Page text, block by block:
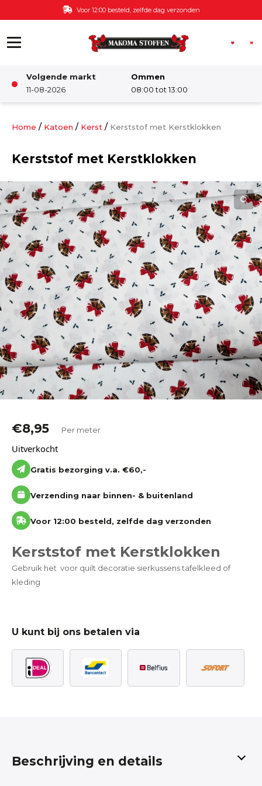
Ga naar de inhoud Voor 12:00 besteld, zelfde dag verzonden
Volgende markt
11-08-2026
Ommen
08:00 tot 13:00
Damesstoffen
Deco & Interieur stof
Kinderstoffen
Kinderkamer
Katoen
Grootverbruik
Tijdpakker stof
Home / Katoen / Kerst / Kerststof met Kerstklokken
Kerststof met Kerstklokken
€8,95 Per meter
Uitverkocht
Gratis bezorging v.a. €60,-
Verzending naar binnen- & buitenland
Voor 12:00 besteld, zelfde dag verzonden
Kerststof met Kerstklokken
Gebruik het voor quilt decoratie sierkussens tafelkleed of
kleding
U kunt bij ons betalen via
Beschrijving en details